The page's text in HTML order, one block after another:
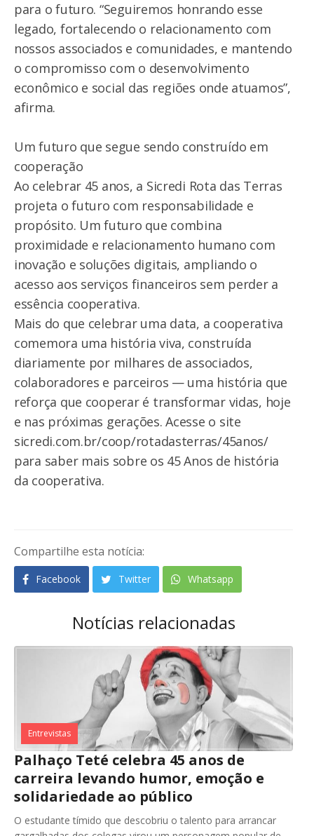
para o futuro. “Seguiremos honrando esse
legado, fortalecendo o relacionamento com
nossos associados e comunidades, e mantendo
o compromisso com o desenvolvimento
econômico e social das regiões onde atuamos”,
afirma.
Um futuro que segue sendo construído em
cooperação
Ao celebrar 45 anos, a Sicredi Rota das Terras
projeta o futuro com responsabilidade e
propósito. Um futuro que combina
proximidade e relacionamento humano com
inovação e soluções digitais, ampliando o
acesso aos serviços financeiros sem perder a
essência cooperativa.
Mais do que celebrar uma data, a cooperativa
comemora uma história viva, construída
diariamente por milhares de associados,
colaboradores e parceiros — uma história que
reforça que cooperar é transformar vidas, hoje
e nas próximas gerações. Acesse o site
sicredi.com.br/coop/rotadasterras/45anos/
para saber mais sobre os 45 Anos de história
da cooperativa.
Compartilhe esta notícia:
Facebook Twitter Whatsapp
Notícias relacionadas
Entrevistas
Palhaço Teté celebra 45 anos de
carreira levando humor, emoção e
solidariedade ao público
O estudante tímido que descobriu o talento para arrancar